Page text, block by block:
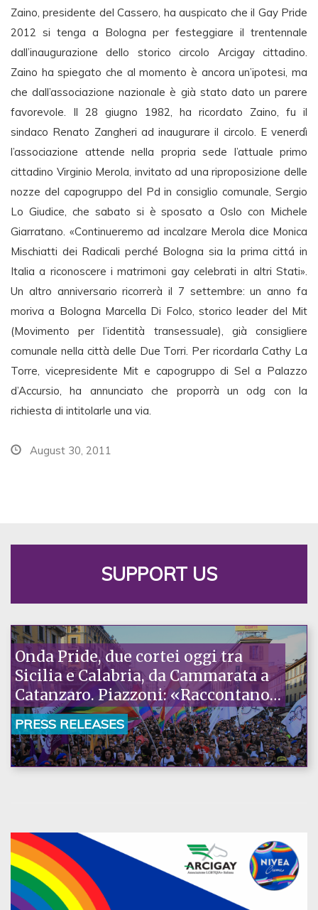
Zaino, presidente del Cassero, ha auspicato che il Gay Pride
2012 si tenga a Bologna per festeggiare il trentennale
dall’inaugurazione dello storico circolo Arcigay cittadino.
Zaino ha spiegato che al momento è ancora un’ipotesi, ma
che dall’associazione nazionale è già stato dato un parere
favorevole. Il 28 giugno 1982, ha ricordato Zaino, fu il
sindaco Renato Zangheri ad inaugurare il circolo. E venerdì
l’associazione attende nella propria sede l’attuale primo
cittadino Virginio Merola, invitato ad una riproposizione delle
nozze del capogruppo del Pd in consiglio comunale, Sergio
Lo Giudice, che sabato si è sposato a Oslo con Michele
Giarratano. «Continueremo ad incalzare Merola dice Monica
Mischiatti dei Radicali perché Bologna sia la prima cittá in
Italia a riconoscere i matrimoni gay celebrati in altri Stati».
Un altro anniversario ricorrerà il 7 settembre: un anno fa
moriva a Bologna Marcella Di Folco, storico leader del Mit
(Movimento per l’identità transessuale), già consigliere
comunale nella città delle Due Torri. Per ricordarla Cathy La
Torre, vicepresidente Mit e capogruppo di Sel a Palazzo
d’Accursio, ha annunciato che proporrà un odg con la
richiesta di intitolarle una via.
August 30, 2011
SUPPORT US
Onda Pride, due cortei oggi tra
Sicilia e Calabria, da Cammarata a
Catanzaro. Piazzoni: «Raccontano
la nostra ostinazione»
PRESS RELEASES